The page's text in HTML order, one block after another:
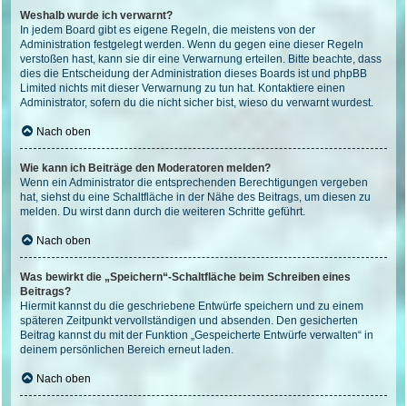
Weshalb wurde ich verwarnt?
In jedem Board gibt es eigene Regeln, die meistens von der
Administration festgelegt werden. Wenn du gegen eine dieser Regeln
verstoßen hast, kann sie dir eine Verwarnung erteilen. Bitte beachte, dass
dies die Entscheidung der Administration dieses Boards ist und phpBB
Limited nichts mit dieser Verwarnung zu tun hat. Kontaktiere einen
Administrator, sofern du die nicht sicher bist, wieso du verwarnt wurdest.
Nach oben
Wie kann ich Beiträge den Moderatoren melden?
Wenn ein Administrator die entsprechenden Berechtigungen vergeben
hat, siehst du eine Schaltfläche in der Nähe des Beitrags, um diesen zu
melden. Du wirst dann durch die weiteren Schritte geführt.
Nach oben
Was bewirkt die „Speichern“-Schaltfläche beim Schreiben eines
Beitrags?
Hiermit kannst du die geschriebene Entwürfe speichern und zu einem
späteren Zeitpunkt vervollständigen und absenden. Den gesicherten
Beitrag kannst du mit der Funktion „Gespeicherte Entwürfe verwalten“ in
deinem persönlichen Bereich erneut laden.
Nach oben